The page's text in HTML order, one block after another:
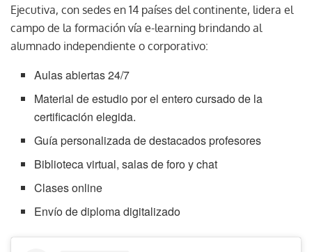
Ejecutiva, con sedes en 14 países del continente, lidera el
campo de la formación vía e-learning brindando al
alumnado independiente o corporativo:
Aulas abiertas 24/7
Material de estudio por el entero cursado de la
certificación elegida.
Guía personalizada de destacados profesores
Biblioteca virtual, salas de foro y chat
Clases online
Envío de diploma digitalizado